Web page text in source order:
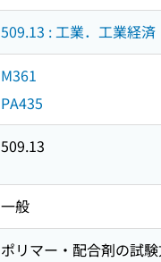
509.13 : 工業．工業経済
M361
PA435
509.13
一般
ポリマー・配合剤の試